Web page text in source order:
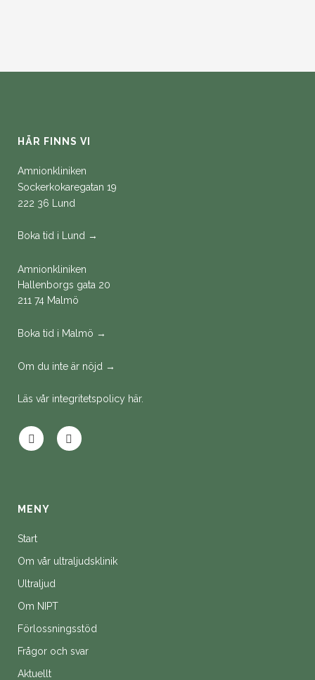
HÄR FINNS VI
Amnionkliniken
Sockerkokaregatan 19
222 36 Lund
Boka tid i Lund →
Amnionkliniken
Hallenborgs gata 20
211 74 Malmö
Boka tid i Malmö →
Om du inte är nöjd →
Läs vår integritetspolicy här.
MENY
Start
Om vår ultraljudsklinik
Ultraljud
Om NIPT
Förlossningsstöd
Frågor och svar
Aktuellt